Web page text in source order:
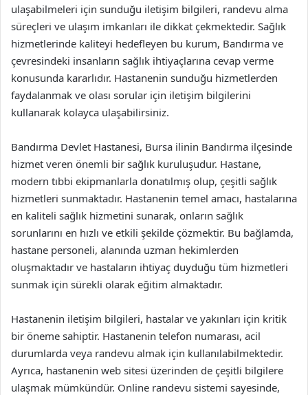
ulaşabilmeleri için sunduğu iletişim bilgileri, randevu alma
süreçleri ve ulaşım imkanları ile dikkat çekmektedir. Sağlık
hizmetlerinde kaliteyi hedefleyen bu kurum, Bandırma ve
çevresindeki insanların sağlık ihtiyaçlarına cevap verme
konusunda kararlıdır. Hastanenin sunduğu hizmetlerden
faydalanmak ve olası sorular için iletişim bilgilerini
kullanarak kolayca ulaşabilirsiniz.
Bandırma Devlet Hastanesi, Bursa ilinin Bandırma ilçesinde
hizmet veren önemli bir sağlık kuruluşudur. Hastane,
modern tıbbi ekipmanlarla donatılmış olup, çeşitli sağlık
hizmetleri sunmaktadır. Hastanenin temel amacı, hastalarına
en kaliteli sağlık hizmetini sunarak, onların sağlık
sorunlarını en hızlı ve etkili şekilde çözmektir. Bu bağlamda,
hastane personeli, alanında uzman hekimlerden
oluşmaktadır ve hastaların ihtiyaç duyduğu tüm hizmetleri
sunmak için sürekli olarak eğitim almaktadır.
Hastanenin iletişim bilgileri, hastalar ve yakınları için kritik
bir öneme sahiptir. Hastanenin telefon numarası, acil
durumlarda veya randevu almak için kullanılabilmektedir.
Ayrıca, hastanenin web sitesi üzerinden de çeşitli bilgilere
ulaşmak mümkündür. Online randevu sistemi sayesinde,